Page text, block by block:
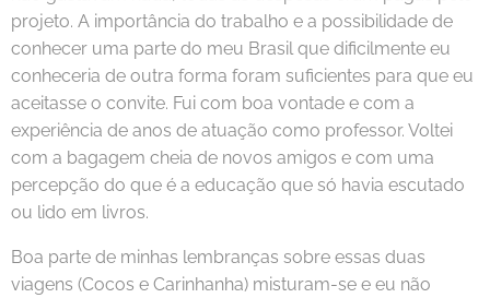
projeto. A importância do trabalho e a possibilidade de
conhecer uma parte do meu Brasil que dificilmente eu
conheceria de outra forma foram suficientes para que eu
aceitasse o convite. Fui com boa vontade e com a
experiência de anos de atuação como professor. Voltei
com a bagagem cheia de novos amigos e com uma
percepção do que é a educação que só havia escutado
ou lido em livros.
Boa parte de minhas lembranças sobre essas duas
viagens (Cocos e Carinhanha) misturam-se e eu não